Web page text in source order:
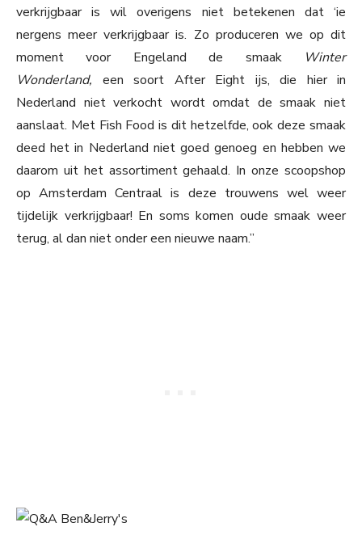
verkrijgbaar is wil overigens niet betekenen dat ‘ie
nergens meer verkrijgbaar is. Zo produceren we op dit
moment voor Engeland de smaak
Winter
Wonderland, een soort After Eight ijs, die hier in
Nederland niet verkocht wordt omdat de smaak niet
aanslaat. Met Fish Food is dit hetzelfde, ook deze smaak
deed het in Nederland niet goed genoeg en hebben we
daarom uit het assortiment gehaald. In onze scoopshop
op Amsterdam Centraal is deze trouwens wel weer
tijdelijk verkrijgbaar! En soms komen oude smaak weer
terug, al dan niet onder een nieuwe naam.”